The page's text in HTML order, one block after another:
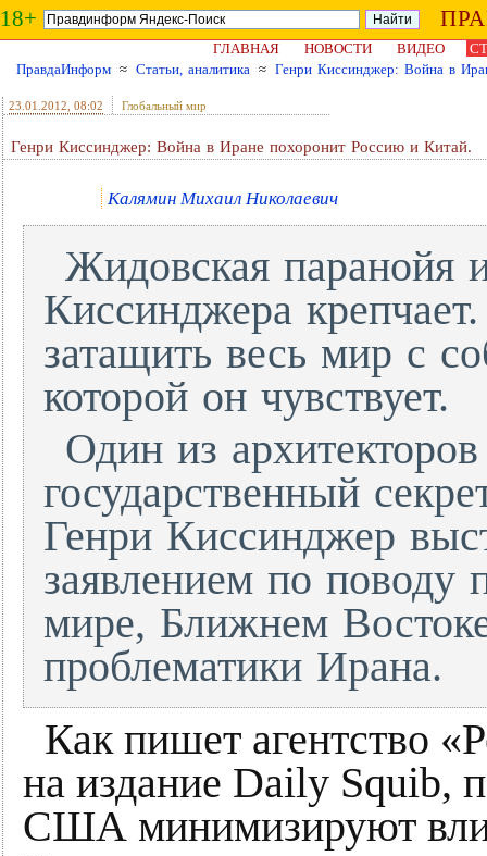
18+
ГЛАВНАЯ НОВОСТИ ВИДЕО
ПравдаИнформ ≈ Статьи, аналитика ≈ Генри Киссинджер: Война в
23.01.2012 , 08:02 Глобальный мир
Генри Киссинджер: Война в Иране похоронит Россию и Китай.
Калямин Михаил Николаевич
Жидовская паранойя
Киссинджера
затащить весь мир с
которой он чувствует.
Один из
государственный
Генри Киссинджер
заявлением по поводу
мире, Ближнем
проблематики Ирана.
Как пишет агентство
на издание Daily Squib,
США минимизируют